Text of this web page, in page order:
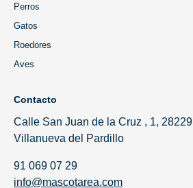
Perros
Gatos
Roedores
Aves
Contacto
Calle San Juan de la Cruz , 1, 28229
Villanueva del Pardillo
91 069 07 29
info@mascotarea.com